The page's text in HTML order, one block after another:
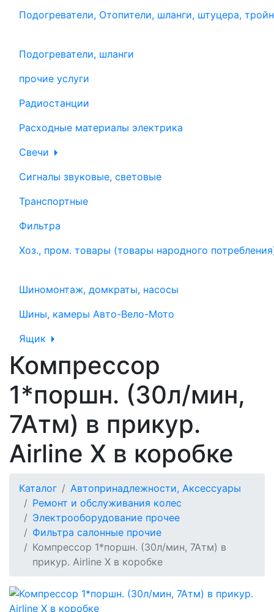
Подогреватели, Отопители, шланги, штуцера,
Подогреватели, шланги
прочие услуги
Радиостанции
Расходные материалы электрика
Свечи
Сигналы звуковые, световые
Транспортные
Фильтра
Хоз., пром. товары (товары народного
Шиномонтаж, домкраты, насосы
Шины, камеры Авто-Вело-Мото
Ящик
Компрессор
1*поршн. (30л/мин,
7Атм) в прикур.
Airline X в коробке
Каталог
Автопринадлежности, Аксессуары
Ремонт и обслуживания колес
Электрооборудование прочее
Фильтра салонные прочие
Компрессор 1*поршн. (30л/мин, 7Атм) в
прикур. Airline X в коробке